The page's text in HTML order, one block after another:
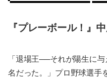
『プレーボール！』
「退場王──それが陽生に
名だった。」プロ野球選手